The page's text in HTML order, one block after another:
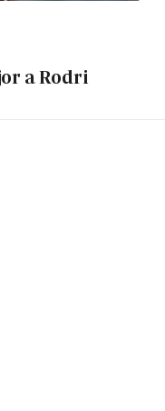
a Rodri